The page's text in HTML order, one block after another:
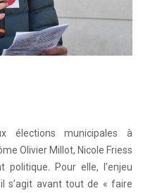
élections municipales à
Olivier Millot, Nicole Friess
politique. Pour elle, l’enjeu
s’agit avant tout de « faire